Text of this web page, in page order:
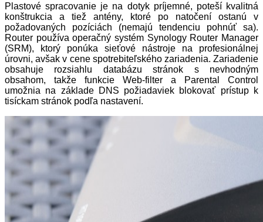
Plastové spracovanie je na dotyk príjemné, poteší kvalitná
konštrukcia a tiež antény, ktoré po natočení ostanú v
požadovaných pozíciách (nemajú tendenciu pohnúť sa).
Router používa operačný systém Synology Router Manager
(SRM), ktorý ponúka sieťové nástroje na profesionálnej
úrovni, avšak v cene spotrebiteľského zariadenia. Zariadenie
obsahuje rozsiahlu databázu stránok s nevhodným
obsahom, takže funkcie Web-filter a Parental Control
umožnia na základe DNS požiadaviek blokovať prístup k
tisíckam stránok podľa nastavení.